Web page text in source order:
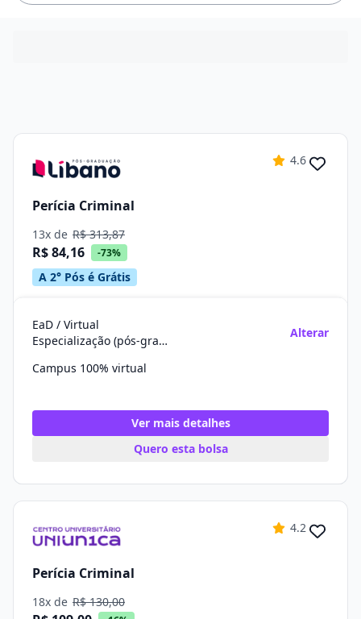
4.6
Perícia Criminal
13x de R$ 313,87
R$ 84,16 -73%
A 2° Pós é Grátis
EaD / Virtual
Especialização (pós-graduação)
Alterar
Campus 100% virtual
Ver mais detalhes
Quero esta bolsa
4.2
Perícia Criminal
18x de R$ 130,00